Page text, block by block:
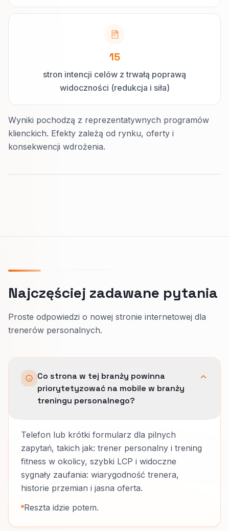
15
stron intencji celów z trwałą poprawą
widoczności (redukcja i siła)
Wyniki pochodzą z reprezentatywnych programów
klienckich. Efekty zależą od rynku, oferty i
konsekwencji wdrożenia.
Najczęściej zadawane pytania
Proste odpowiedzi o nowej stronie internetowej dla
trenerów personalnych.
Co strona w tej branży powinna
priorytetyzować na mobile w branży
treningu personalnego?
Telefon lub krótki formularz dla pilnych
zapytań, takich jak: trener personalny i trening
fitness w okolicy, szybki LCP i widoczne
sygnały zaufania: wiarygodność trenera,
historie przemian i jasna oferta.
Reszta idzie potem.